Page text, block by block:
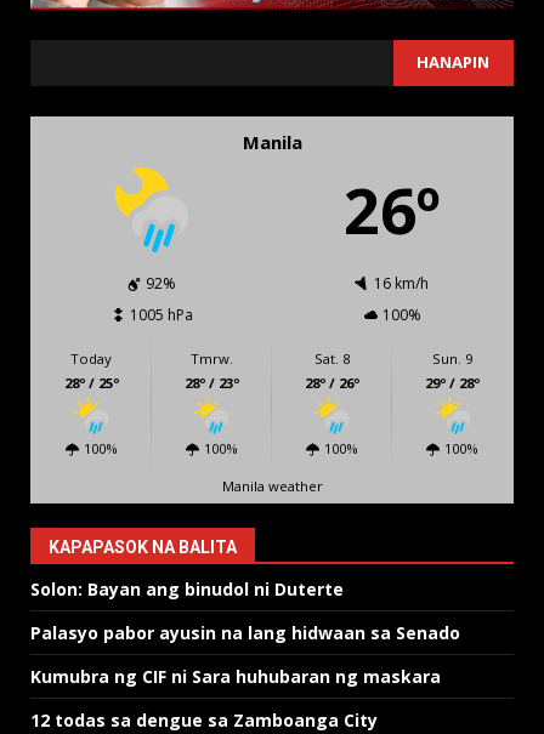
HANAPIN
Manila
26º
92%
16 km/h
1005 hPa
100%
Today
28º / 25º
100%
Tmrw.
28º / 23º
100%
Sat. 8
28º / 26º
100%
Sun. 9
29º / 28º
100%
Manila weather
KAPAPASOK NA BALITA
Solon: Bayan ang binudol ni Duterte
Palasyo pabor ayusin na lang hidwaan sa Senado
Kumubra ng CIF ni Sara huhubaran ng maskara
12 todas sa dengue sa Zamboanga City